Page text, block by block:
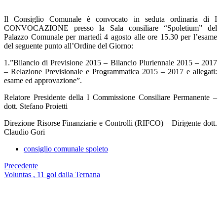
Il Consiglio Comunale è convocato in seduta ordinaria di I
CONVOCAZIONE presso la Sala consiliare “Spoletium” del
Palazzo Comunale per martedì 4 agosto alle ore 15.30 per l’esame
del seguente punto all’Ordine del Giorno:
1.”Bilancio di Previsione 2015 – Bilancio Pluriennale 2015 – 2017
– Relazione Previsionale e Programmatica 2015 – 2017 e allegati:
esame ed approvazione”.
Relatore Presidente della I Commissione Consiliare Permanente –
dott. Stefano Proietti
Direzione Risorse Finanziarie e Controlli (RIFCO) – Dirigente dott.
Claudio Gori
consiglio comunale spoleto
Precedente
Voluntas , 11 gol dalla Ternana